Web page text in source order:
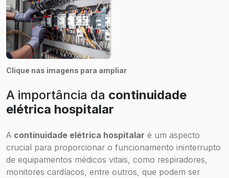
Clique nas imagens para ampliar
A importância da continuidade
elétrica hospitalar
A continuidade elétrica hospitalar é um aspecto
crucial para proporcionar o funcionamento ininterrupto
de equipamentos médicos vitais, como respiradores,
monitores cardíacos, entre outros, que podem ser